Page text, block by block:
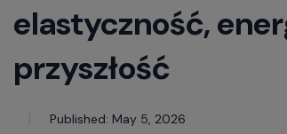
escape,
and
commands.
can
elastyczność,
przyszłość
Published: May 5, 2026